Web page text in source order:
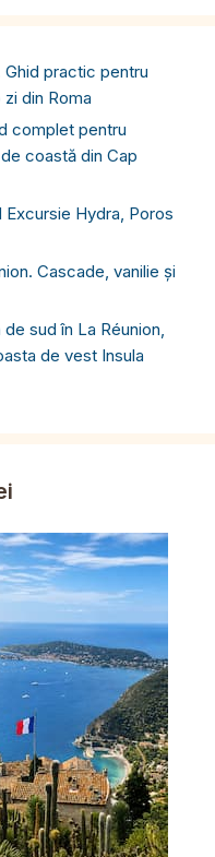
Ghid practic pentru
din Roma
complet pentru
coastă din Cap
Excursie Hydra, Poros
Cascade, vanilie și
sud în La Réunion,
de vest Insula